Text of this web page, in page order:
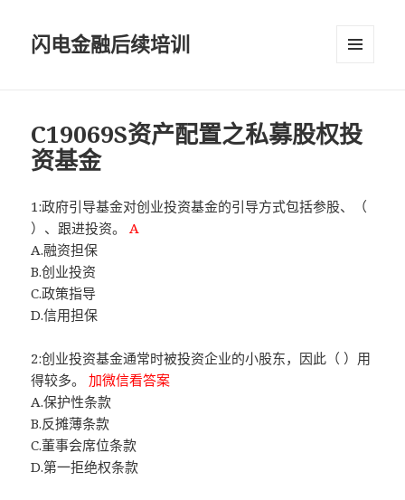
闪电金融后续培训
C19069S资产配置之私募股权投
资基金
1:政府引导基金对创业投资基金的引导方式包括参股、（
）、跟进投资。A
A.融资担保
B.创业投资
C.政策指导
D.信用担保
2:创业投资基金通常时被投资企业的小股东，因此（ ）用
得较多。加微信看答案
A.保护性条款
B.反摊薄条款
C.董事会席位条款
D.第一拒绝权条款